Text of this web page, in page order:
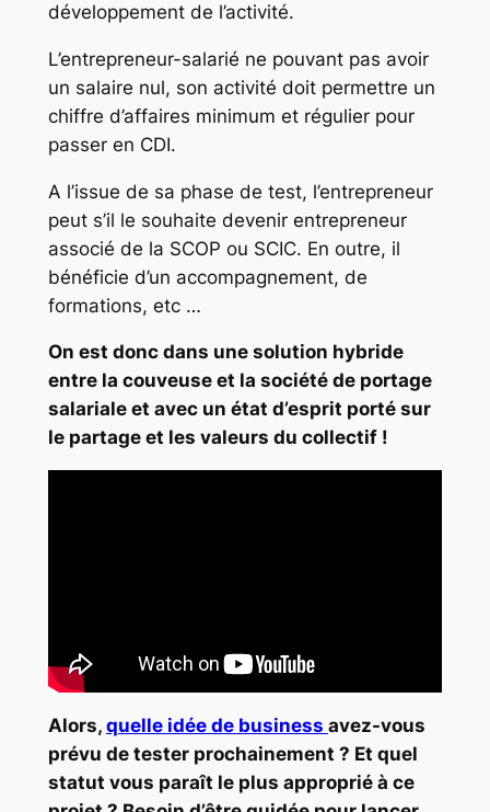
développement de l’activité.
L’entrepreneur-salarié ne pouvant pas avoir
un salaire nul, son activité doit permettre un
chiffre d’affaires minimum et régulier pour
passer en CDI.
A l’issue de sa phase de test, l’entrepreneur
peut s’il le souhaite devenir entrepreneur
associé de la SCOP ou SCIC. En outre, il
bénéficie d’un accompagnement, de
formations, etc …
On est donc dans une solution hybride
entre la couveuse et la société de portage
salariale et avec un état d’esprit porté sur
le partage et les valeurs du collectif !
Alors, quelle idée de business avez-vous
prévu de tester prochainement ? Et quel
statut vous paraît le plus approprié à ce